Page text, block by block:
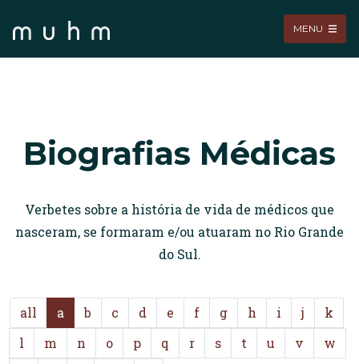
MENU
Biografias Médicas
Verbetes sobre a história de vida de médicos que
nasceram, se formaram e/ou atuaram no Rio Grande
do Sul.
all a b c d e f g h i j
k
l
m n o p q r s t u v
w